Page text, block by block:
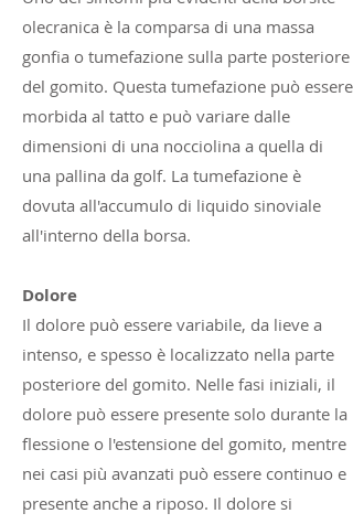
olecranica è la comparsa di una massa
gonfia o tumefazione sulla parte posteriore
del gomito. Questa tumefazione può essere
morbida al tatto e può variare dalle
dimensioni di una nocciolina a quella di
una pallina da golf. La tumefazione è
dovuta all'accumulo di liquido sinoviale
all'interno della borsa.
Dolore
Il dolore può essere variabile, da lieve a
intenso, e spesso è localizzato nella parte
posteriore del gomito. Nelle fasi iniziali, il
dolore può essere presente solo durante la
flessione o l'estensione del gomito, mentre
nei casi più avanzati può essere continuo e
presente anche a riposo. Il dolore si